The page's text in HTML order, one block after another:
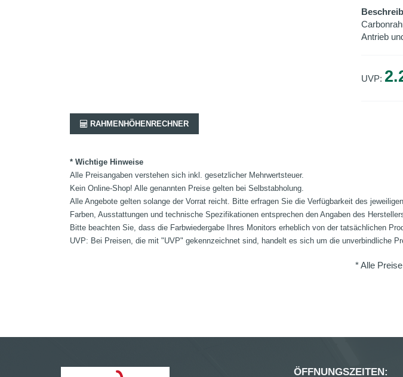
Antrieb
UVP:
RAHMENHÖHENRECHNER
* Wichtige Hinweise
Alle Preisangaben verstehen sich inkl. gesetzlicher Mehrwertsteuer.
Kein Online-Shop! Alle genannten Preise gelten bei Selbstabholung.
Alle Angebote gelten solange der Vorrat reicht. Bitte erfragen Sie die Verfügbarkeit des
Farben, Ausstattungen und technische Spezifikationen entsprechen den Angaben des
Bitte beachten Sie, dass die Farbwiedergabe Ihres Monitors erheblich von der tatsächlichen
UVP: Bei Preisen, die mit "UVP" gekennzeichnet sind, handelt es sich um die unverbindliche
* Alle
ÖFFNUNGSZEITEN: